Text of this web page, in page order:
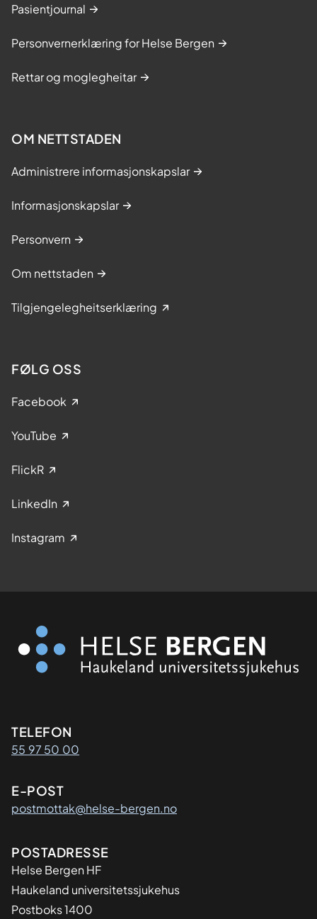
Pasientjournal
Personvernerklæring for Helse Bergen
Rettar og moglegheitar
OM NETTSTADEN
Administrere informasjonskapslar
Informasjonskapslar
Personvern
Om nettstaden
Tilgjengelegheitserklæring
FØLG OSS
Facebook
YouTube
FlickR
LinkedIn
Instagram
Kontaktinformasjon
TELEFON
55 97 50 00
E-POST
postmottak@helse-bergen.no
Adresse
POSTADRESSE
Helse Bergen HF
Haukeland universitetssjukehus
Postboks 1400